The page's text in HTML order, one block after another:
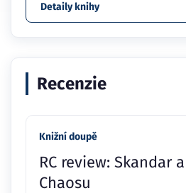
Detaily knihy
Recenzie
Knižní doupě
RC review: Skandar
Chaosu